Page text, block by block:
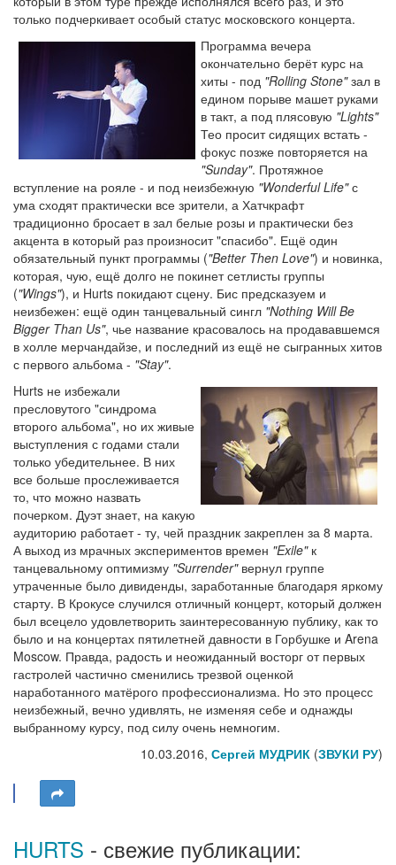
только подчеркивает особый статус московского концерта.
Программа вечера
окончательно берёт курс на
хиты - под "Rolling Stone"зал в
едином порыве машет руками
в такт, а под плясовую "Lights"
Тео просит сидящих встать -
фокус позже повторяется на
"Sunday". Протяжное
вступление на рояле - и под неизбежную "Wonderful Life"с
ума сходят практически все зрители, а Хатчкрафт
традиционно бросает в зал белые розы и практически без
акцента в который раз произносит "спасибо". Ещё один
обязательный пункт программы ("Better Then Love") и новинка,
которая, чую, ещё долго не покинет сетлисты группы
("Wings"), и Hurts покидают сцену. Бис предсказуем и
неизбежен: ещё один танцевальный сингл "Nothing Will Be
Bigger Than Us", чье название красовалось на продававшемся
в холле мерчандайзе, и последний из ещё не сыгранных хитов
с первого альбома - "Stay".
Hurts не избежали
пресловутого "синдрома
второго альбома", но их живые
выступления с годами стали
только убедительнее. В них
все больше прослеживается
то, что можно назвать
почерком. Дуэт знает, на какую
аудиторию работает - ту, чей праздник закреплен за 8 марта.
А выход из мрачных экспериментов времен "Exile"к
танцевальному оптимизму "Surrender"вернул группе
утраченные было дивиденды, заработанные благодаря яркому
старту. В Крокусе случился отличный концерт, который должен
был всецело удовлетворить заинтересованную публику, как то
было и на концертах пятилетней давности в Горбушке и Arena
Moscow. Правда, радость и неожиданный восторг от первых
гастролей частично сменились трезвой оценкой
наработанного матёрого профессионализма. Но это процесс
неизбежный, вечно удивлять, не изменяя себе и однажды
выбранному курсу, под силу очень немногим.
10.03.2016, Сергей МУДРИК (ЗВУКИ РУ)
HURTS - свежие публикации: